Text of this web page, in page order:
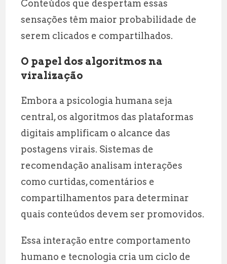
Conteúdos que despertam essas
sensações têm maior probabilidade de
serem clicados e compartilhados.
O papel dos algoritmos na
viralização
Embora a psicologia humana seja
central, os algoritmos das plataformas
digitais amplificam o alcance das
postagens virais. Sistemas de
recomendação analisam interações
como curtidas, comentários e
compartilhamentos para determinar
quais conteúdos devem ser promovidos.
Essa interação entre comportamento
humano e tecnologia cria um ciclo de